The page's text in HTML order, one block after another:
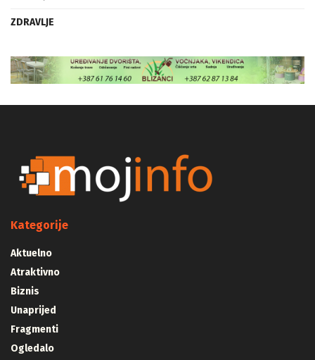
ZDRAVLJE
Kategorije
Aktuelno
Atraktivno
Biznis
Unaprijed
Fragmenti
Ogledalo